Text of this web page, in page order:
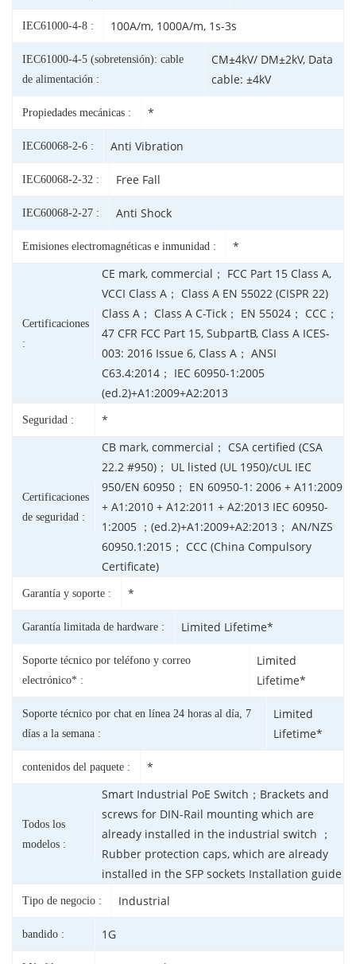
IEC61000-4-8 : 100A/m, 1000A/m, 1s-3s
IEC61000-4-5 (sobretensión): cable
de alimentación :
CM±4kV/ DM±2kV, Data
cable: ±4kV
Propiedades mecánicas : *
IEC60068-2-6 : Anti Vibration
IEC60068-2-32 : Free Fall
IEC60068-2-27 : Anti Shock
Emisiones electromagnéticas e inmunidad : *
Certificaciones
:
CE mark, commercial； FCC Part 15 Class A,
VCCI Class A； Class A EN 55022 (CISPR 22)
Class A； Class A C-Tick； EN 55024； CCC；
47 CFR FCC Part 15, SubpartB, Class A ICES-
003: 2016 Issue 6, Class A； ANSI
C63.4:2014； IEC 60950-1:2005
(ed.2)+A1:2009+A2:2013
Seguridad : *
Certificaciones
de seguridad :
CB mark, commercial； CSA certified (CSA
22.2 #950)； UL listed (UL 1950)/cUL IEC
950/EN 60950； EN 60950-1: 2006 + A11:2009
+ A1:2010 + A12:2011 + A2:2013 IEC 60950-
1:2005 ；(ed.2)+A1:2009+A2:2013； AN/NZS
60950.1:2015； CCC (China Compulsory
Certificate)
Garantía y soporte : *
Garantía limitada de hardware : Limited Lifetime*
Soporte técnico por teléfono y correo
electrónico* :
Limited
Lifetime*
Soporte técnico por chat en línea 24 horas al día, 7
días a la semana :
Limited
Lifetime*
contenidos del paquete : *
Todos los
modelos :
Smart Industrial PoE Switch；Brackets and
screws for DIN-Rail mounting which are
already installed in the industrial switch ；
Rubber protection caps, which are already
installed in the SFP sockets Installation guide
Tipo de negocio : Industrial
bandido : 1G